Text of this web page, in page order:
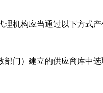
构应当通过以下方式产
门）建立的供应商库中选